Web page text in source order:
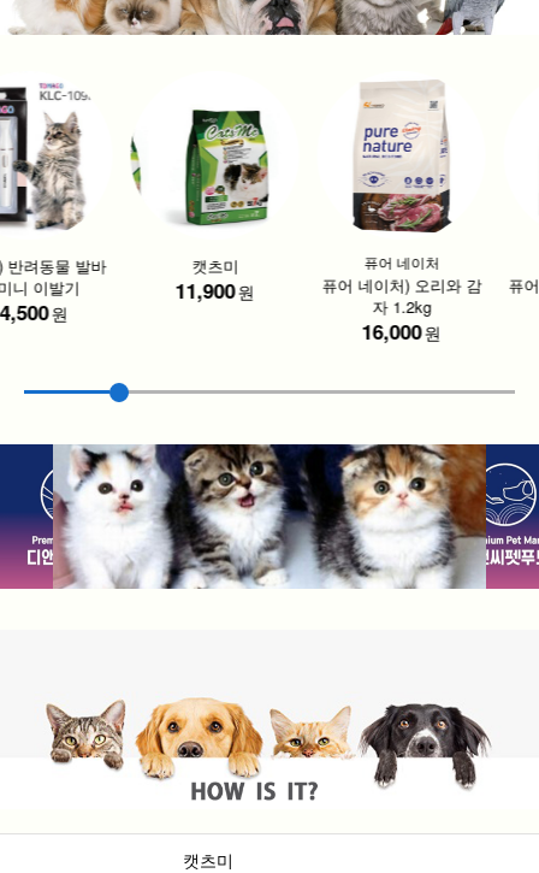
려동물 발바
이발기
원
캣츠미
11,900원
퓨어 네이처
퓨어 네이처) 오리와 감
자 1.2kg
16,000원
퓨
캣츠미